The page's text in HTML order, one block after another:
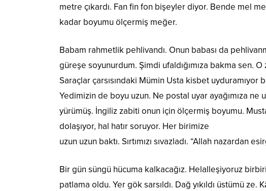
metre çıkardı. Fan fin fon bişeyler diyor. Bende mel
kadar boyumu ölçermiş meğer.
Babam rahmetlik pehlivandı. Onun babası da
güreşe soyunurdum. Şimdi ufaldığımıza bakma sen.
Saraçlar çarsısındaki Mümin Usta kisbet uyduramıyor
Yedimizin de boyu uzun. Ne postal uyar ayağımıza ne
yürümüş. İngiliz zabiti onun için ölçermiş boyumu.
dolaşıyor, hal hatır soruyor. Her birimize
uzun uzun baktı. Sırtımızı sıvazladı. “Allah
Bir gün süngü hücuma kalkacağız. Helalleşiyoruz
patlama oldu. Yer gök sarsıldı. Dağ yıkıldı üstümü ze.